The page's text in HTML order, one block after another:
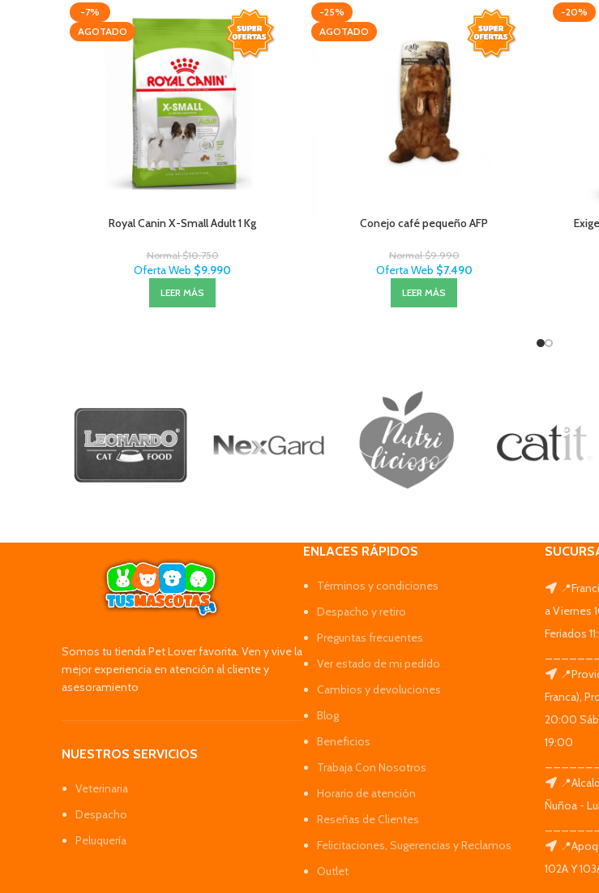
-7%
AGOTADO
Royal Canin X-Small Adult 1 Kg
Normal$10.750
Oferta Web $9.990
LEER MÁS
-25%
AGOTADO
Conejo café pequeño AFP
Normal$9.990
Oferta Web $7.490
LEER MÁS
-20%
Somos tu tienda Pet Lover favorita. Ven y vive la
mejor experiencia en atención al cliente y
asesoramiento
NUESTROS SERVICIOS
Veterinaria
Despacho
Peluquería
ENLACES RÁPIDOS
Términos y condiciones
Despacho y retiro
Preguntas frecuentes
Ver estado de mi pedido
Cambios y devoluciones
Blog
Beneficios
Trabaja Con Nosotros
Horario de atención
Reseñas de Clientes
Felicitaciones, Sugerencias y Reclamos
Outlet
a Viernes
Feriados
Franca),
20:00
19:00
Ñuñoa -
102A Y